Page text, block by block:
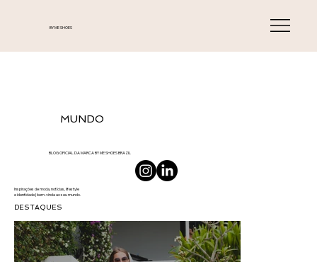
BY ME SHOES
MUNDO
BLOG OFICIAL DA MARCA BY ME SHOES BRAZIL
Inspirações de moda, notícias, lifestyle
e identidade | bem-vinda ao seu mundo.
DESTAQUES